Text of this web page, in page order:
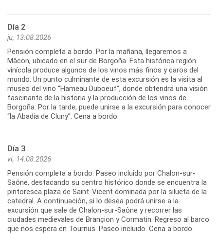
Día 2
ju, 13.08.2026
Pensión completa a bordo. Por la mañana, llegaremos a
Mâcon, ubicado en el sur de Borgoña. Esta histórica región
vinícola produce algunos de los vinos más finos y caros del
mundo. Un punto culminante de esta excursión es la visita al
museo del vino “Hameau Duboeuf”, donde obtendrá una visión
fascinante de la historia y la producción de los vinos de
Borgoña. Por la tarde, puede unirse a la excursión para conocer
“la Abadía de Cluny”. Cena a bordo.
Día 3
vi, 14.08.2026
Pensión completa a bordo. Paseo incluido por Chalon-sur-
Saône, destacando su centro histórico donde se encuentra la
pintoresca plaza de Saint-Vicent dominada por la silueta de la
catedral. A continuación, si lo desea podrá unirse a la
excursión que sale de Chalon-sur-Saône y recorrer las
ciudades medievales de Brançion y Cormatin. Regreso al barco
que nos espera en Tournus. Paseo incluido. Cena a bordo.